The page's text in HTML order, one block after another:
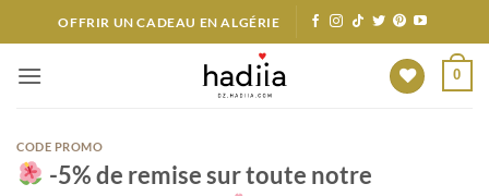
au
contenu
OFFRIR UN CADEAU EN ALGÉRIE
0
CODE PROMO
-5% de remise sur toute notre